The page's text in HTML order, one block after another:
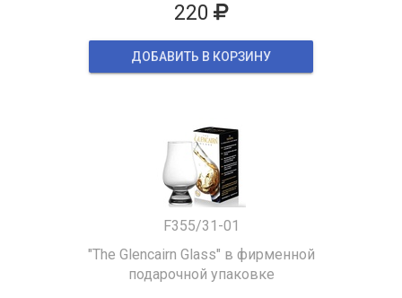
220
ДОБАВИТЬ В КОРЗИНУ
F355/31-01
"The Glencairn Glass" в фирменной
подарочной упаковке